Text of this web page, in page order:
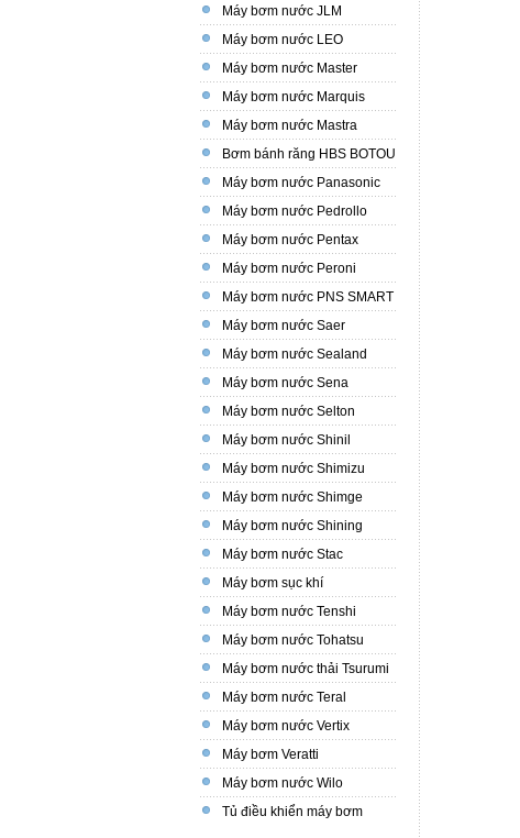
Máy bơm nước JLM
Máy bơm nước LEO
Máy bơm nước Master
Máy bơm nước Marquis
Máy bơm nước Mastra
Bơm bánh răng HBS BOTOU
Máy bơm nước Panasonic
Máy bơm nước Pedrollo
Máy bơm nước Pentax
Máy bơm nước Peroni
Máy bơm nước PNS SMART
Máy bơm nước Saer
Máy bơm nước Sealand
Máy bơm nước Sena
Máy bơm nước Selton
Máy bơm nước Shinil
Máy bơm nước Shimizu
Máy bơm nước Shimge
Máy bơm nước Shining
Máy bơm nước Stac
Máy bơm sục khí
Máy bơm nước Tenshi
Máy bơm nước Tohatsu
Máy bơm nước thải Tsurumi
Máy bơm nước Teral
Máy bơm nước Vertix
Máy bơm Veratti
Máy bơm nước Wilo
Tủ điều khiển máy bơm